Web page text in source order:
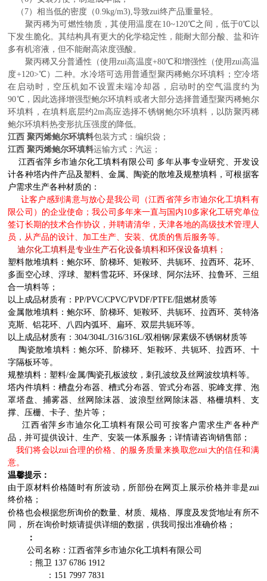
（7）相当低的密度（0.9kg/m3),导致zui终产品重量轻。
聚丙稀为可燃性物质，其使用温度在10~120℃之间，低于0℃以
下发生脆化。其结构具有更大的化学稳定性，能耐大部分酸、盐和许
多有机溶液，但不能耐高浓度强酸。
聚丙稀又分普通性（使用zui高温度+80℃和增强性（使用zui高温
度+120>℃）二种。水冷塔可选用普通型聚丙稀鲍尔环填料；空冷塔
在启动时，空压机如不设置未端冷却器，启动时的空气温度约为
90℃，因此选择增强型鲍尔环填料或者大部分选择普通型聚丙稀鲍尔
环填料，在填料底层约2m高应选择不锈钢鲍尔环填料，以防聚丙稀
鲍尔环填料热变形抗压强度的降低。
江西 聚丙烯鲍尔环填料包装方式：编织袋 ；
江西 聚丙烯鲍尔环填料运输方式：汽运；
江西省萍乡市迪尔化工填料有限公司 多年从事专业研究、开发设
计各种塔内件产品及塑料、金属、陶瓷的散堆及规整填料，可根据客
户需求生产各种材质的：
让客户感到满意与放心是我公司（江西省萍乡市迪尔化工填料有
限公司）的企业使命；我公司多年来一直与国内10多家化工研究单位
签订长期的技术合作协议，并聘请清华，天津各地的高级技术管理人
员，从产品的设计、加工生产、安装、优质的售后服务等。
迪尔化工填料是专业生产石化设备填料和环保设备填料；
塑料散堆填料： 鲍尔环、阶梯环、矩鞍环、共轭环、拉西环、花环、
多面空心球、浮球、塑料雪花环、环保球、
阿尔法环、拉鲁环、三组
合一填料等；
以上成品材质有：PP/PVC/CPVC/PVDF/PTFE/阻燃材质等
金属散堆填料： 鲍尔环、阶梯环、矩鞍环、共轭环、拉西环 、英特洛
克斯、铝花环、八四内弧环、扁环、双层共轭环等。
以上成品材质有：304/304L/316/316L/双相钢/尿素级不锈钢材质等
陶瓷散堆填料：鲍尔环、阶梯环、矩鞍环、共轭环、拉西环 、十
字隔板环等。
规整填料： 塑料/金属/陶瓷孔板波纹，刺孔波纹及丝网波纹填料等。
塔内件填料： 槽盘分布器、槽式分布器、管式分布器、驼峰支撑、泡
罩塔盘、捕雾器、丝网除沫器、波浪型丝网除沫器、格栅填料、支
撑、压栅、卡子、垫片等；
江西省萍乡市迪尔化工填料有限公司可按客户需求生产各种产
品，并可提供设计、生产、安装一体系服务；详情请咨询销售部；
我们将会以zui合理的价格、的服务质量来换取您zui大的信任和满
意。
温馨提示：
由于原材料价格随时有所波动，所部份在网页上展示价格并非是zui
终价格；
价格也会根据您所询价的数量、材质、规格、厚度及发货地址有所不
同， 所在询价时烦请提供详细的数据，供我司报出准确价格；
：
公司名称：江西省萍乡市迪尔化工填料有限公司
：熊卫 137 6786 1912
：151 7997 7831